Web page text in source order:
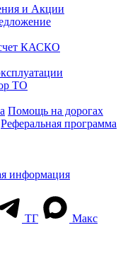
и Акции
КАСКО
ТО
Помощь на дорогах
Реферальная программа
информация
ТГ
Макс